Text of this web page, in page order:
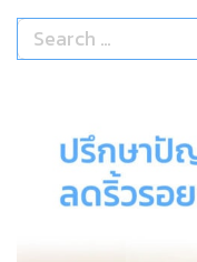
Search
for: